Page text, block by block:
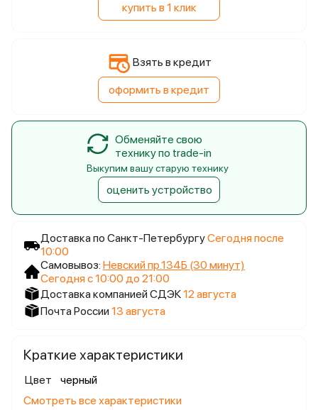
Доставка по Санкт-ПетербургуСегодня после
10:00
Самовывоз: Невский пр.134Б (30 минут)
Сегодня с 10:00 до 21:00
Доставка компанией СДЭК12 августа
Почта России 13 августа
Краткие характеристики
Цвет
черный
Смотреть все характеристики
купить в 1 клик
Взять в кредит
оформить в кредит
Обменяйте свою
технику по trade-in
Выкупим вашу старую технику
оценить устройство